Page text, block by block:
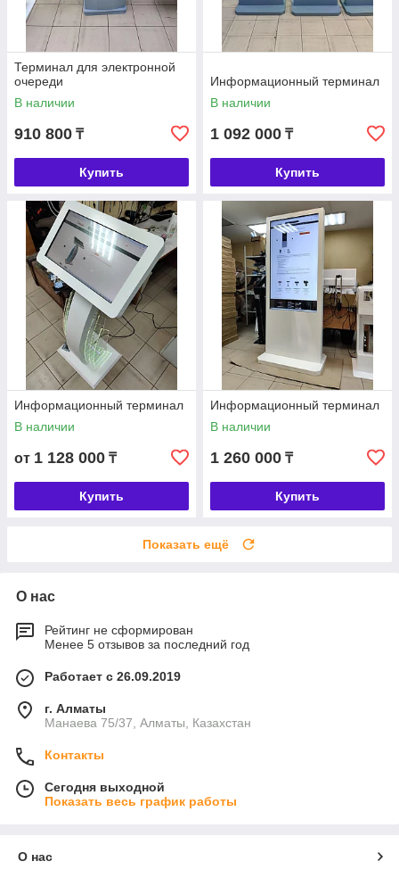
Терминал для электронной
очереди
В наличии
910 800 ₸
Купить
Информационный терминал
В наличии
1 092 000 ₸
Купить
Информационный терминал
В наличии
от 1 128 000 ₸
Купить
Информационный терминал
В наличии
1 260 000 ₸
Купить
Показать ещё
О нас
Рейтинг не сформирован
Менее 5 отзывов за последний год
Работает с 26.09.2019
г. Алматы
Манаева 75/37, Алматы, Казахстан
Контакты
Сегодня выходной
Показать весь график работы
О нас